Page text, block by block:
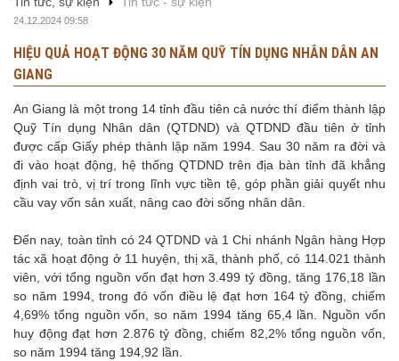
24.12.2024 09:58
HIỆU QUẢ HOẠT ĐỘNG 30 NĂM QUỸ TÍN DỤNG NHÂN DÂN AN
GIANG
An Giang là một trong 14 tỉnh đầu tiên cả nước thí điểm thành lập
Quỹ Tín dụng Nhân dân (QTDND) và QTDND đầu tiên ở tỉnh
được cấp Giấy phép thành lập năm 1994. Sau 30 năm ra đời và
đi vào hoạt động, hệ thống QTDND trên địa bàn tỉnh đã khẳng
định vai trò, vị trí trong lĩnh vực tiền tệ, góp phần giải quyết nhu
cầu vay vốn sản xuất, nâng cao đời sống nhân dân.
Đến nay, toàn tỉnh có 24 QTDND và 1 Chi nhánh Ngân hàng Hợp
tác xã hoạt động ở 11 huyện, thị xã, thành phố, có 114.021 thành
viên, với tổng nguồn vốn đạt hơn 3.499 tỷ đồng, tăng 176,18 lần
so năm 1994, trong đó vốn điều lệ đạt hơn 164 tỷ đồng, chiếm
4,69% tổng nguồn vốn, so năm 1994 tăng 65,4 lần. Nguồn vốn
huy động đạt hơn 2.876 tỷ đồng, chiếm 82,2% tổng nguồn vốn,
so năm 1994 tăng 194,92 lần.